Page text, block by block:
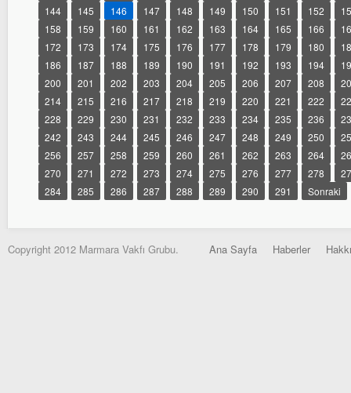
144
145 146 147 148 149 150 151 152
158
159 160 161 162 163 164 165 166
172
173 174 175 176 177 178 179 180
186
187 188 189 190 191 192 193 194
200
201 202 203 204 205 206 207 208
214
215 216 217 218 219 220 221 222
228
229 230 231 232 233 234 235 236
242
243 244 245 246 247 248 249 250
256
257 258 259 260 261 262 263 264
270
271 272 273 274 275 276 277 278
284
285 286 287 288 289 290 291 Sonraki
Copyright 2012 Marmara Vakfı Grubu. Ana Sayfa Haberler